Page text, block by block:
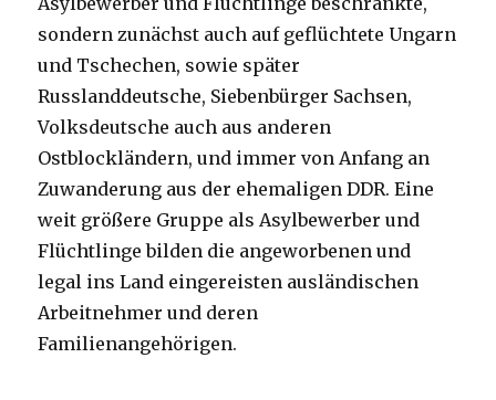
sondern zunächst auch auf geflüchtete Ungarn
und Tschechen, sowie später
Russlanddeutsche, Siebenbürger Sachsen,
Volksdeutsche auch aus anderen
Ostblockländern, und immer von Anfang an
Zuwanderung aus der ehemaligen DDR. Eine
weit größere Gruppe als Asylbewerber und
Flüchtlinge bilden die angeworbenen und
legal ins Land eingereisten ausländischen
Arbeitnehmer und deren
Familienangehörigen.